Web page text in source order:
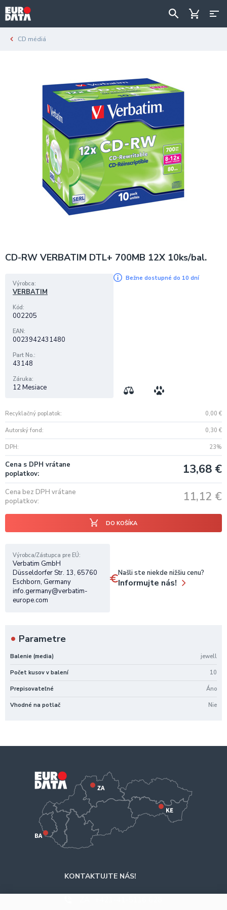
CD médiá
CD-RW VERBATIM DTL+ 700MB 12X 10ks/bal.
Recyklačný poplatok 0,00 €
Autorský fond 0,30 €
DPH 23%
Cena s DPH vrátane
poplatkov
13,68 €
Cena bez DPH vrátane
poplatkov
11,12 €
DO KOŠÍKA
Výrobca
VERBATIM
Kód
002205
EAN
0023942431480
Part No.
43148
Záruka
12 Mesiace
Bežne dostupné do 10 dní
Výrobca/Zástupca pre EÚ
Verbatim GmbH
Düsseldorfer Str. 13, 65760
Eschborn, Germany
info.germany@verbatim-
europe.com
Našli ste niekde nižšiu cenu?
Informujte nás!
Parametre
Balenie (media) jewell
Počet kusov v balení 10
Prepisovateľné Áno
Vhodné na potlač Nie
KONTAKTUJTE NÁS!